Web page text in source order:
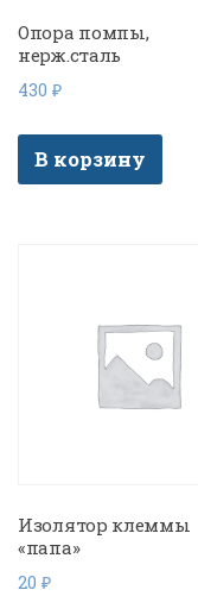
Опора помпы,
нерж.сталь
430 ₽
В корзину
Изолятор клеммы
«папа»
20 ₽